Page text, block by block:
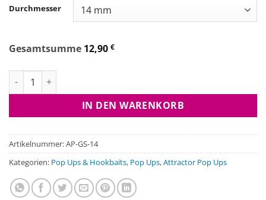
Durchmesser
Gesamtsumme 12,90 €
Attractor Pop Ups - GLM & Seaweed Menge
IN DEN WARENKORB
Artikelnummer:AP-GS-14
Kategorien: Pop Ups & Hookbaits, Pop Ups,Attractor Pop Ups